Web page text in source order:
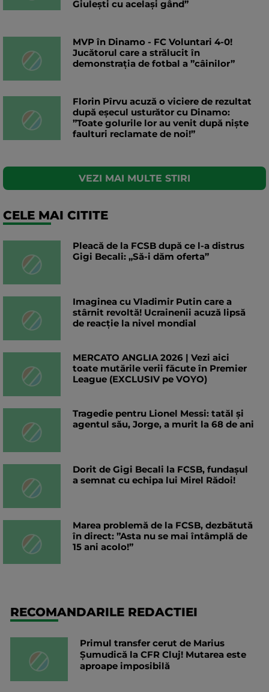
Giulești cu același gând”
MVP în Dinamo - FC Voluntari 4-0!
Jucătorul care a strălucit în
demonstrația de fotbal a ”câinilor”
Florin Pîrvu acuză o viciere de rezultat
după eșecul usturător cu Dinamo:
”Toate golurile lor au venit după niște
faulturi reclamate de noi!”
VEZI MAI MULTE STIRI
CELE MAI CITITE
Pleacă de la FCSB după ce l-a distrus
Gigi Becali: „Să-i dăm oferta”
Imaginea cu Vladimir Putin care a
stârnit revoltă! Ucrainenii acuză lipsă
de reacție la nivel mondial
MERCATO ANGLIA 2026 | Vezi aici
toate mutările verii făcute în Premier
League (EXCLUSIV pe VOYO)
Tragedie pentru Lionel Messi: tatăl și
agentul său, Jorge, a murit la 68 de ani
Dorit de Gigi Becali la FCSB, fundașul
a semnat cu echipa lui Mirel Rădoi!
Marea problemă de la FCSB, dezbătută
în direct: ”Asta nu se mai întâmplă de
15 ani acolo!”
RECOMANDARILE REDACTIEI
Primul transfer cerut de Marius
Șumudică la CFR Cluj! Mutarea este
aproape imposibilă